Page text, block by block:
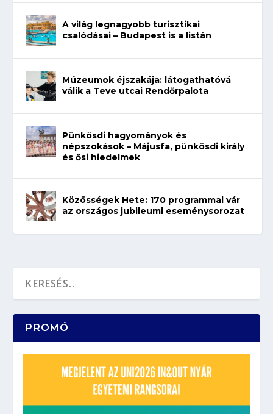
A világ legnagyobb turisztikai
csalódásai – Budapest is a listán
Múzeumok éjszakája: látogathatóvá
válik a Teve utcai Rendőrpalota
Pünkösdi hagyományok és
népszokások – Májusfa, pünkösdi király
és ősi hiedelmek
Közösségek Hete: 170 programmal vár
az országos jubileumi eseménysorozat
PROMÓ